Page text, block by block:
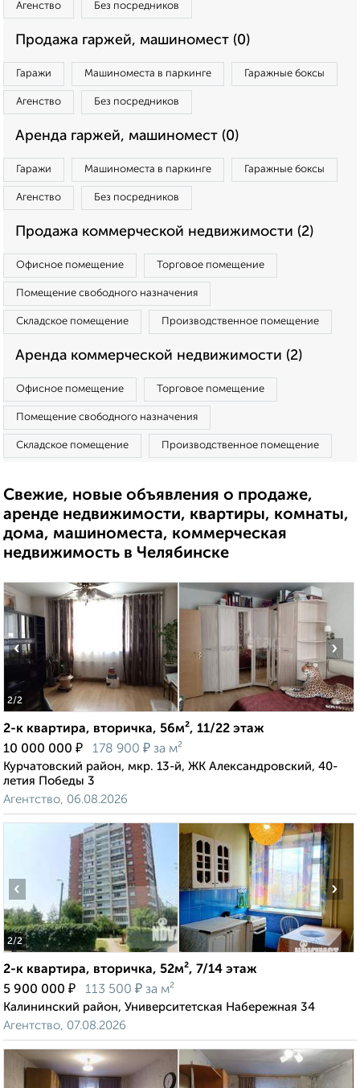
Агенство Без посредников
Продажа гаржей, машиномест (0)
Гаражи Машиноместа в паркинге Гаражные боксы
Агенство Без посредников
Аренда гаржей, машиномест (0)
Гаражи Машиноместа в паркинге Гаражные боксы
Агенство Без посредников
Продажа коммерческой недвижимости (2)
Офисное помещение Торговое помещение
Помещение свободного назначения
Складское помещение Производственное помещение
Аренда коммерческой недвижимости (2)
Офисное помещение Торговое помещение
Помещение свободного назначения
Складское помещение Производственное помещение
Свежие, новые объявления о продаже,
аренде недвижимости, квартиры, комнаты,
дома, машиноместа, коммерческая
недвижимость в Челябинске
2/2
‹ ›
2-к квартира, вторичка, 56м², 11/22 этаж
10 000 000 ₽ 178 900 ₽ за м²
Курчатовский район, мкр. 13-й, ЖК Александровский, 40-
летия Победы 3
Агентство, 06.08.2026
2/2
‹ ›
2-к квартира, вторичка, 52м², 7/14 этаж
5 900 000 ₽ 113 500 ₽ за м²
Калининский район, Университетская Набережная 34
Агентство, 07.08.2026